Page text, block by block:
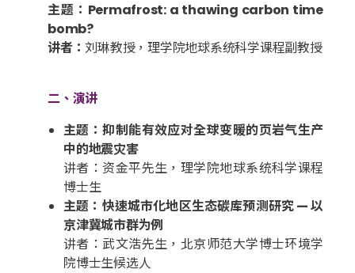
主题：Permafrost: a thawing carbon time
bomb?
讲者：刘琳教授，理学院地球系统科学课程副教授
二、演讲
主题：抑制能有效应对全球变暖的页岩气生产
中的地震灾害
讲者：资金平先生，理学院地球系统科学课程
博士生
主题：快速城市化地区生态碳库预测研究 — 以
京津冀城市群为例
讲者：武文浩先生，北京师范大学博士环境学
院博士生候选人